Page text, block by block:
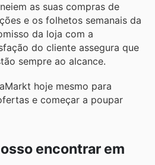
as suas compras de
e os folhetos semanais da
da loja com a
do cliente assegura que
sempre ao alcance.
hoje mesmo para
e começar a poupar
encontrar em